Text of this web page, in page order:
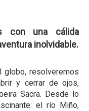
con una cálida
inolvidable.
globo, resolveremos
y cerrar de ojos,
Sacra. Desde lo
el río Miño,